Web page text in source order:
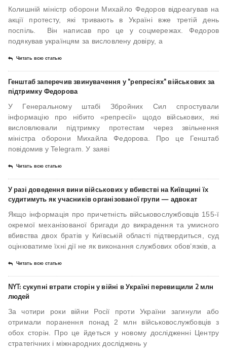
Колишній міністр оборони Михайло Федоров відреагував на
акції протесту, які тривають в Україні вже третій день
поспіль. Він написав про це у соцмережах. Федоров
подякував українцям за висловлену довіру, а
Читать всю статью
Генштаб заперечив звинувачення у "репресіях" військових за
підтримку Федорова
У Генеральному штабі Збройних Сил спростували
інформацію про нібито «репресії» щодо військових, які
висловлювали підтримку протестам через звільнення
міністра оборони Михайла Федорова. Про це Генштаб
повідомив у Telegram. У заяві
Читать всю статью
У разі доведення вини військових у вбивстві на Київщині їх
судитимуть як учасників організованої групи — адвокат
Якщо інформація про причетність військовослужбовців 155-ї
окремої механізованої бригади до викрадення та умисного
вбивства двох братів у Київській області підтвердиться, суд
оцінюватиме їхні дії не як виконання службових обов’язків, а
Читать всю статью
NYT: сукупні втрати сторін у війні в Україні перевищили 2 млн
людей
За чотири роки війни Росії проти України загинули або
отримали поранення понад 2 млн військовослужбовців з
обох сторін. Про це йдеться у новому дослідженні Центру
стратегічних і міжнародних досліджень у